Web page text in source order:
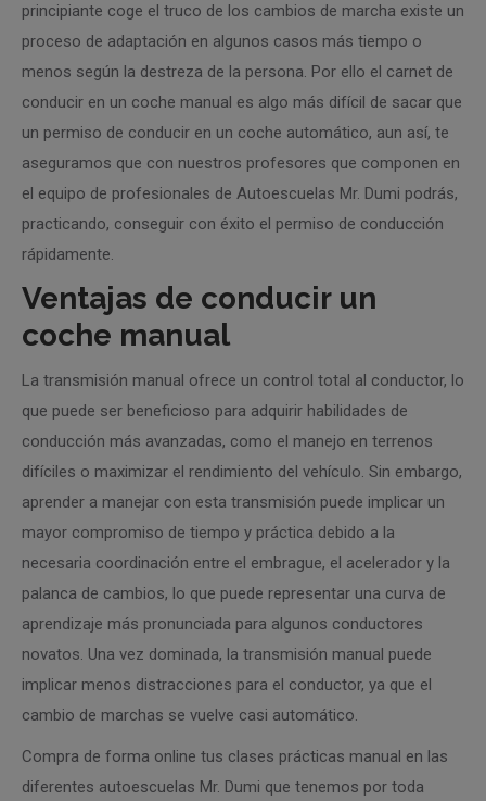
principiante coge el truco de los cambios de marcha existe un
proceso de adaptación en algunos casos más tiempo o
menos según la destreza de la persona. Por ello el carnet de
conducir en un coche manual es algo más difícil de sacar que
un permiso de conducir en un coche automático, aun así, te
aseguramos que con nuestros profesores que componen en
el equipo de profesionales de Autoescuelas Mr. Dumi podrás,
practicando, conseguir con éxito el permiso de conducción
rápidamente.
Ventajas de conducir un
coche manual
La transmisión manual ofrece un control total al conductor, lo
que puede ser beneficioso para adquirir habilidades de
conducción más avanzadas, como el manejo en terrenos
difíciles o maximizar el rendimiento del vehículo. Sin embargo,
aprender a manejar con esta transmisión puede implicar un
mayor compromiso de tiempo y práctica debido a la
necesaria coordinación entre el embrague, el acelerador y la
palanca de cambios, lo que puede representar una curva de
aprendizaje más pronunciada para algunos conductores
novatos. Una vez dominada, la transmisión manual puede
implicar menos distracciones para el conductor, ya que el
cambio de marchas se vuelve casi automático.
Compra de forma online tus clases prácticas manual en las
diferentes autoescuelas Mr. Dumi que tenemos por toda